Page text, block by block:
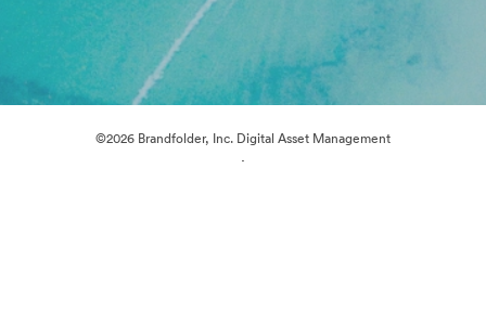
©2026 Brandfolder, Inc. Digital Asset Management
·